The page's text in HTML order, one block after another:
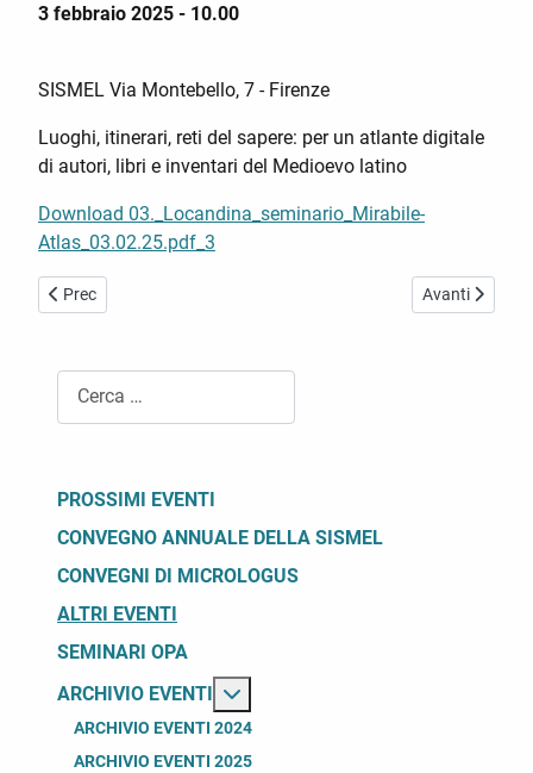
3 febbraio 2025 - 10.00
SISMEL Via Montebello, 7 - Firenze
Luoghi, itinerari, reti del sapere: per un atlante digitale
di autori, libri e inventari del Medioevo latino
Download 03._Locandina_seminario_Mirabile-
Atlas_03.02.25.pdf_3
Articolo precedente: Testi pseudotommasiani: la tradizione, la
Prec Articolo
Avanti
PROSSIMI EVENTI
CONVEGNO ANNUALE DELLA SISMEL
CONVEGNI DI MICROLOGUS
ALTRI EVENTI
SEMINARI OPA
ARCHIVIO EVENTI
ARCHIVIO EVENTI 2024
ARCHIVIO EVENTI 2025